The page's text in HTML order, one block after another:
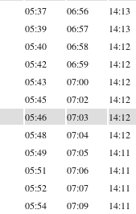
05:37 06:56 14:13
05:39 06:57 14:13
05:40 06:58 14:12
05:42 06:59 14:12
05:43 07:00 14:12
05:45 07:02 14:12
05:46 07:03 14:12
05:48 07:04 14:12
05:49 07:05 14:11
05:51 07:06 14:11
05:52 07:07 14:11
05:54 07:09 14:11